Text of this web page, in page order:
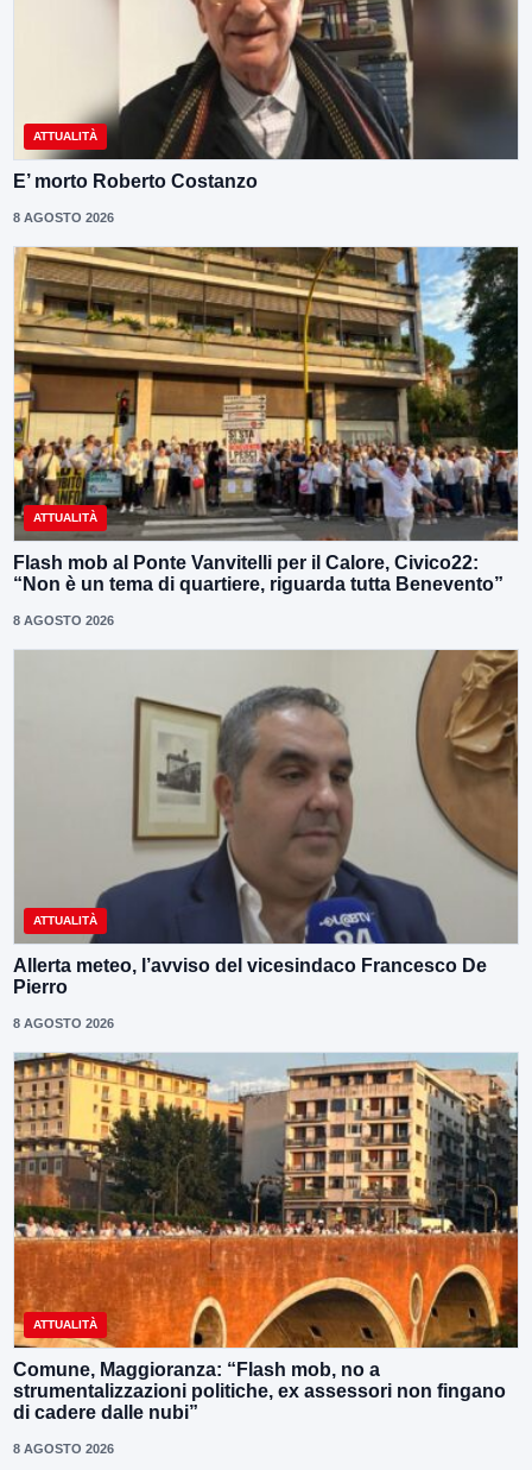
ATTUALITÀ
E’ morto Roberto Costanzo
8 AGOSTO 2026
ATTUALITÀ
Flash mob al Ponte Vanvitelli per il Calore, Civico22:
“Non è un tema di quartiere, riguarda tutta Benevento”
8 AGOSTO 2026
ATTUALITÀ
Allerta meteo, l’avviso del vicesindaco Francesco De
Pierro
8 AGOSTO 2026
ATTUALITÀ
Comune, Maggioranza: “Flash mob, no a
strumentalizzazioni politiche, ex assessori non fingano
di cadere dalle nubi”
8 AGOSTO 2026